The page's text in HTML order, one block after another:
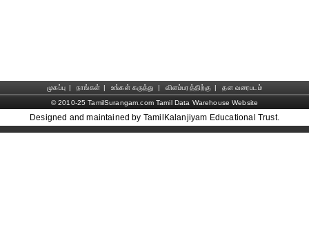
முகப்பு | நாங்கள் | உங்கள் கருத்து | விளம்பரத்திற்கு |
தள வரைபடம்
© 2010-25 TamilSurangam.com Tamil Data Warehouse Website
Designed and maintained by TamilKalanjiyam Educational Trust.